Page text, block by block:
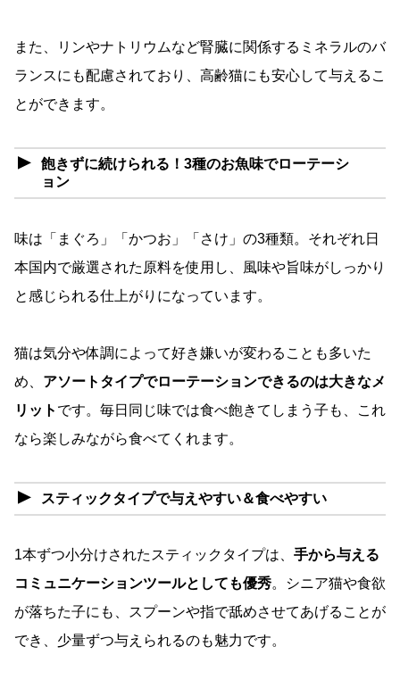
また、リンやナトリウムなど腎臓に関係するミネラルのバ
ランスにも配慮されており、高齢猫にも安心して与えるこ
とができます。
飽きずに続けられる！3種のお魚味でローテーシ
ョン
味は「まぐろ」「かつお」「さけ」の3種類。それぞれ日
本国内で厳選された原料を使用し、風味や旨味がしっかり
と感じられる仕上がりになっています。
猫は気分や体調によって好き嫌いが変わることも多いた
め、 アソートタイプでローテーションできるのは大きなメ
リット です。毎日同じ味では食べ飽きてしまう子も、これ
なら楽しみながら食べてくれます。
スティックタイプで与えやすい＆食べやすい
1本ずつ小分けされたスティックタイプは、 手から与える
コミュニケーションツールとしても優秀。シニア猫や食欲
が落ちた子にも、スプーンや指で舐めさせてあげることが
でき、少量ずつ与えられるのも魅力です。